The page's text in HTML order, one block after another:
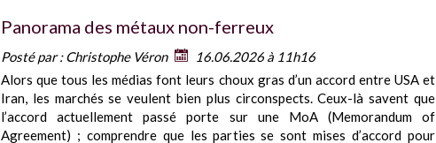
Panorama des métaux non-ferreux
Posté par :Christophe Véron
16.06.2026 à 11h16
Alors que tous les médias font leurs choux gras d’un accord entre USA et
Iran, les marchés se veulent bien plus circonspects. Ceux-là savent que
l’accord actuellement passé porte sur une MoA (Memorandum of
Agreement) ; comprendre que les parties se sont mises d’accord pour